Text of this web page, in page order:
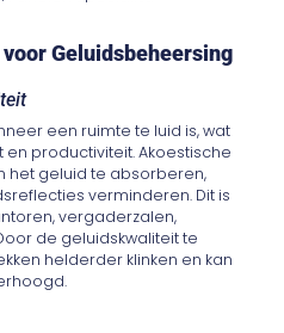
Geluidsbeheersing
een ruimte te luid is, wat
productiviteit. Akoestische
het geluid te absorberen,
verminderen. Dit is
vergaderzalen,
de geluidskwaliteit te
helderder klinken en kan